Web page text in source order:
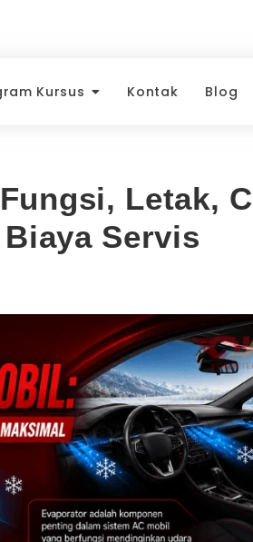
Kursus Kontak Blog
Letak,
Servis